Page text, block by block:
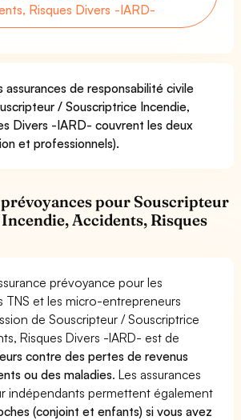
Risques Divers -IARD-
assurances de responsabilité civile
/ Souscriptrice Incendie,
Divers -IARD- couvrent les deux
et professionnels).
prévoyances pour Souscripteur
Accidents, Risques
prévoyance pour les
TNS et les micro-entrepreneurs
de Souscripteur / Souscriptrice
Risques Divers -IARD- est de
contre des pertes de revenus
ou des maladies. Les assurances
indépendants permettent également
(conjoint et enfants) si vous avez